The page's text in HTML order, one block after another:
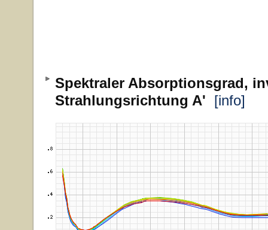
Spektraler Absorptionsgrad,
Strahlungsrichtung A' [info]